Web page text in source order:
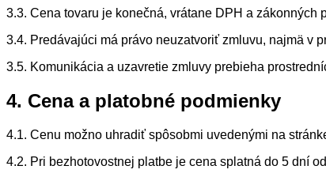
3.3. Cena tovaru je konečná, vrátane DPH a
3.4. Predávajúci má právo neuzatvoriť zmluvu, najmä v
3.5. Komunikácia a uzavretie zmluvy prebieha
4. Cena a platobné podmienky
4.1. Cenu možno uhradiť spôsobmi uvedenými na
4.2. Pri bezhotovostnej platbe je cena splatná do 5 dní